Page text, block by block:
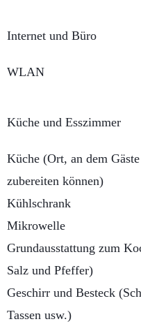
Internet und Büro
WLAN
Küche und Esszimmer
Küche (Ort, an dem
zubereiten können)
Kühlschrank
Mikrowelle
Grundausstattung zum
Salz und Pfeffer)
Geschirr und Besteck
Tassen usw.)